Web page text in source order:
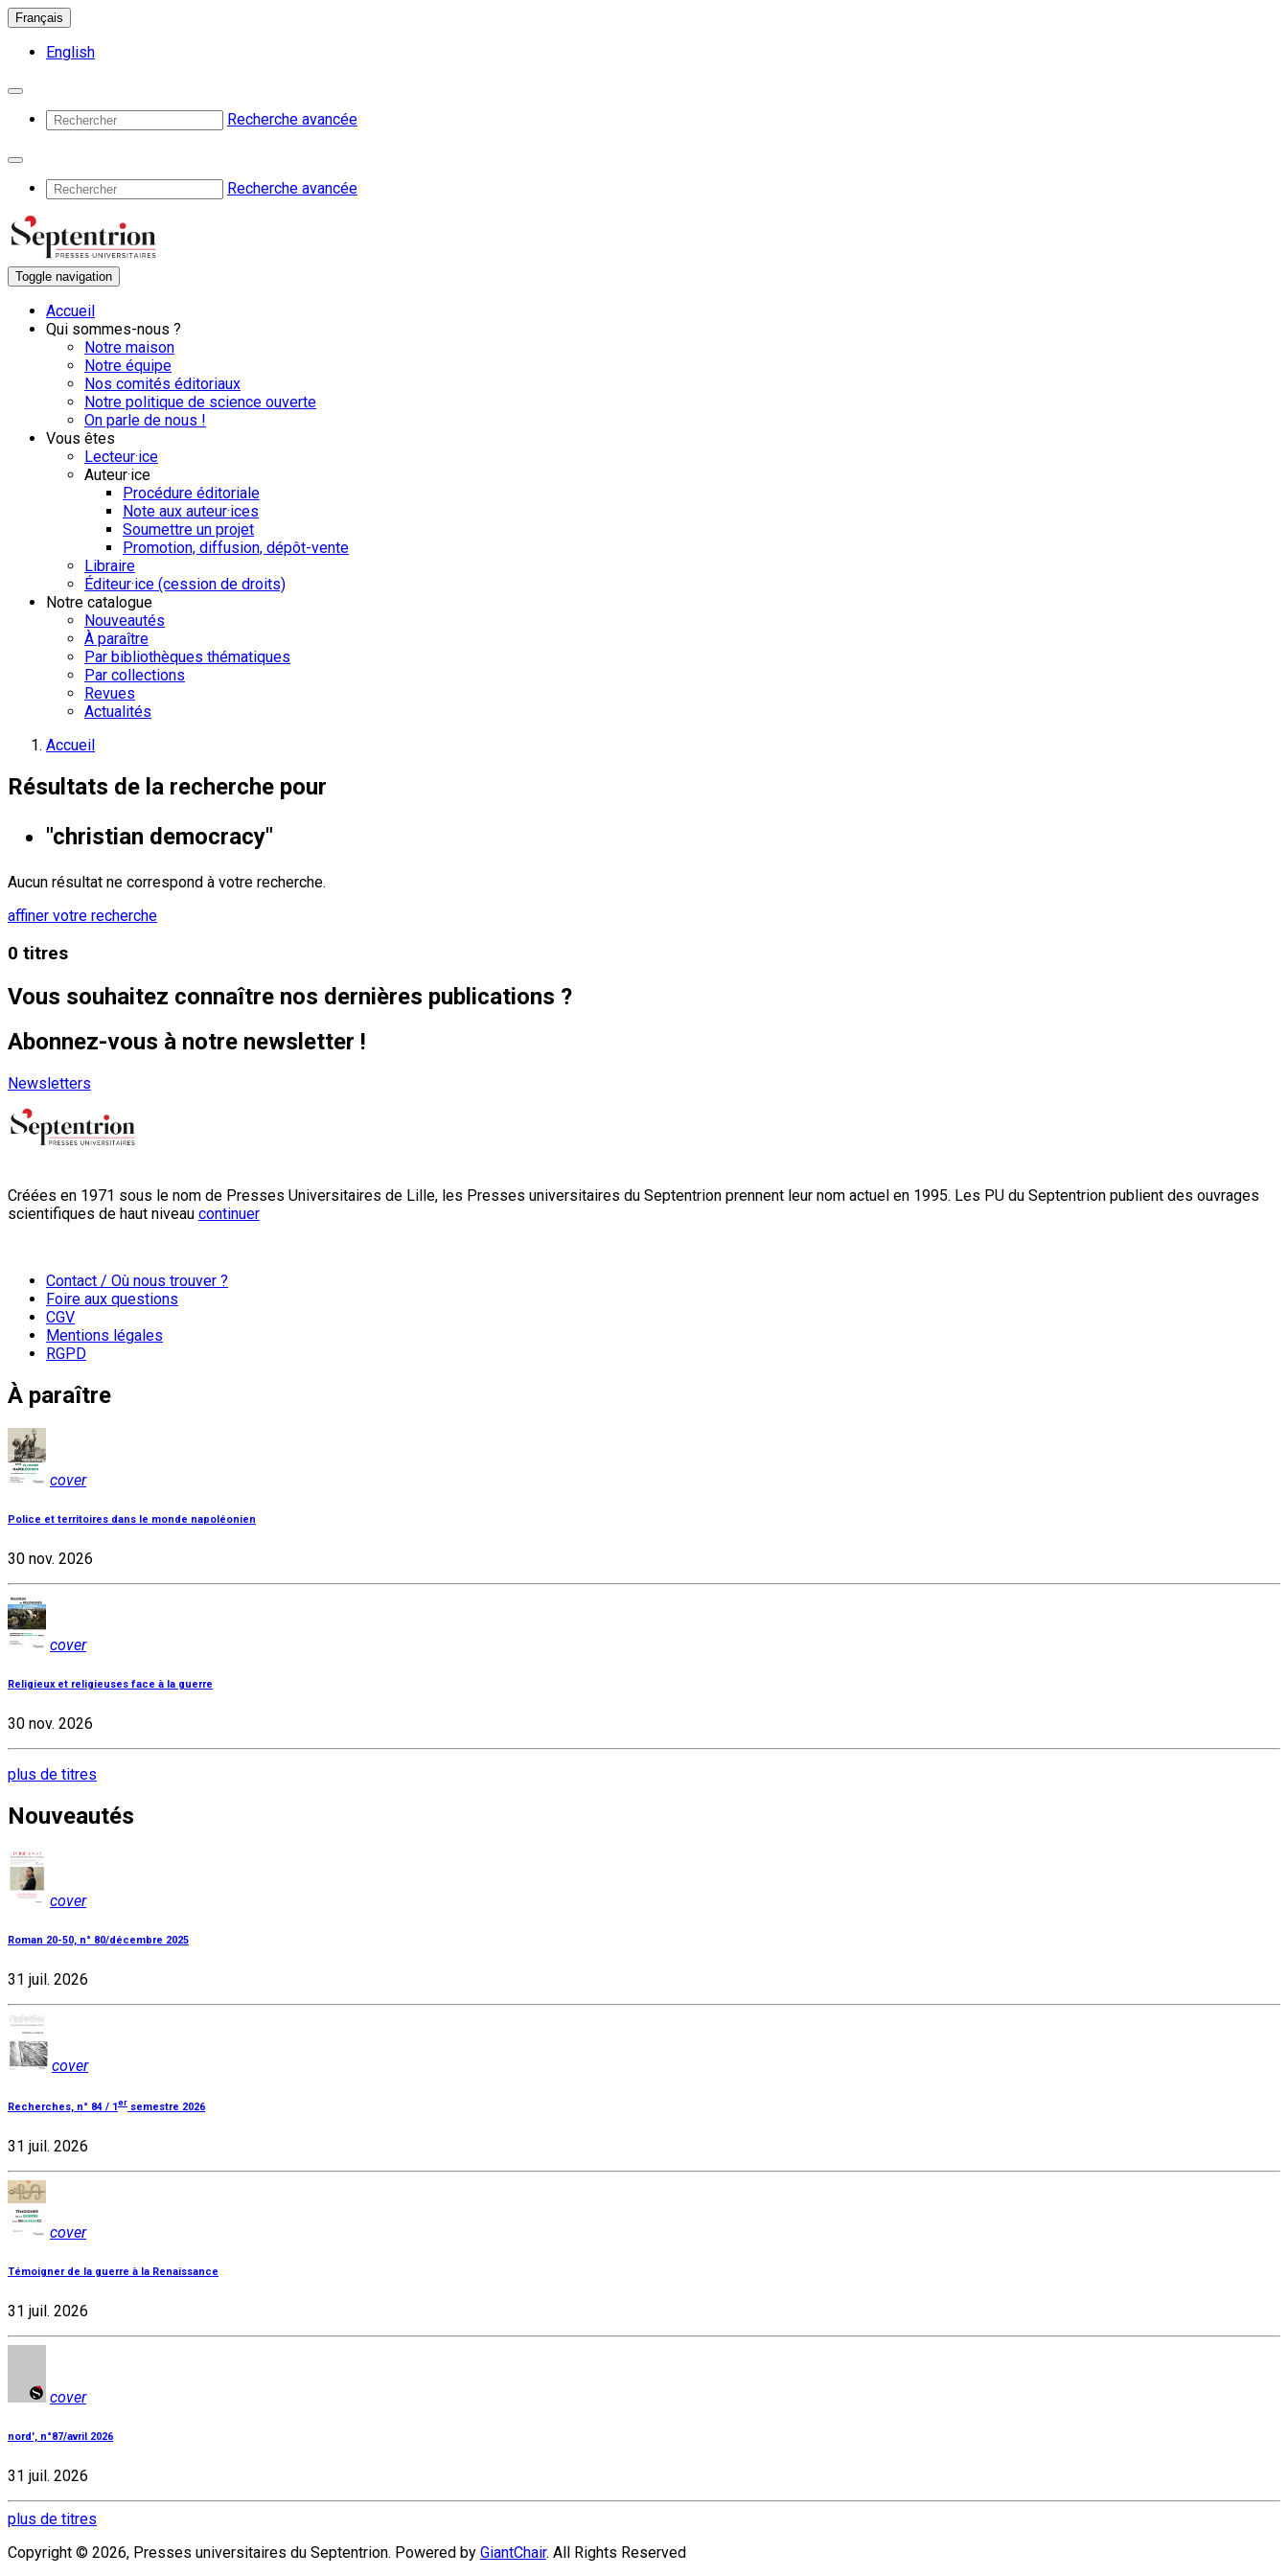
Français
English
Recherche avancée
Recherche avancée
Toggle navigation
Accueil
Qui sommes-nous ?
Notre maison
Notre équipe
Nos comités éditoriaux
Notre politique de science ouverte
On parle de nous !
Vous êtes
Lecteur·ice
Auteur·ice
Procédure éditoriale
Note aux auteur·ices
Soumettre un projet
Promotion, diffusion, dépôt-vente
Libraire
Éditeur·ice (cession de droits)
Notre catalogue
Nouveautés
À paraître
Par bibliothèques thématiques
Par collections
Revues
Actualités
Accueil
Résultats de la recherche pour
"christian democracy"
Aucun résultat ne correspond à votre recherche.
affiner votre recherche
0 titres
Vous souhaitez connaître nos dernières publications ?
Abonnez-vous à notre newsletter !
Newsletters
Créées en 1971 sous le nom de Presses Universitaires de Lille, les Presses universitaires du Septentrion prennent leur nom actuel en 1995. Les PU du Septentrion publient des ouvrages
scientifiques de haut niveau continuer
Contact / Où nous trouver ?
Foire aux questions
CGV
Mentions légales
RGPD
À paraître
cover
Police et territoires dans le monde napoléonien
30 nov. 2026
cover
Religieux et religieuses face à la guerre
30 nov. 2026
plus de titres
Nouveautés
cover
Roman 20-50, n° 80/décembre 2025
31 juil. 2026
cover
Recherches, n° 84 / 1 er semestre 2026
31 juil. 2026
cover
Témoigner de la guerre à la Renaissance
31 juil. 2026
cover
nord', n°87/avril 2026
31 juil. 2026
plus de titres
Copyright © 2026, Presses universitaires du Septentrion. Powered by GiantChair. All Rights Reserved